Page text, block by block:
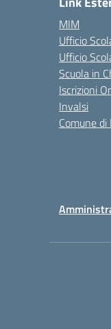
MIM
Ufficio
Ufficio
Scuola in
Iscrizioni
Invalsi
Comune